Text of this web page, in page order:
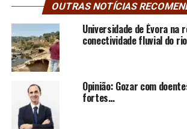
OUTRAS NOTÍCIAS
Universidade de Évora na
conectividade fluvial do
Opinião: Gozar com
fortes…